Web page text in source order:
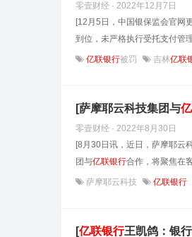
零壹财经 · 2022年12月7日
[12月5日，中国银保监会官网
到位，未严格执行受托支付管
亿联银行被罚 吉林亿联
[萨摩耶云科技集团与
零壹财经 · 2022年8月30日
[8月30日讯，近日，萨摩耶云
团与亿联银行合作，将聚焦在
萨摩耶云科技 亿联银行
[亿联银行王凯鸽：银